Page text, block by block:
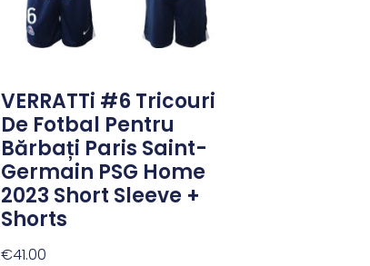
VERRATTi #6 Tricouri
De Fotbal Pentru
Bărbați Paris Saint-
Germain PSG Home
2023 Short Sleeve +
Shorts
€41.00